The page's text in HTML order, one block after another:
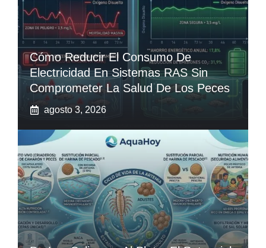
Cómo Reducir El Consumo De
Electricidad En Sistemas RAS Sin
Comprometer La Salud De Los Peces
agosto 3, 2026